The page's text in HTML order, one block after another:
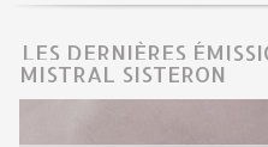
LES DERNIÈRES
MISTRAL SISTERON